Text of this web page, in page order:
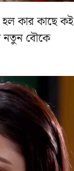
হল কার কাছে কই
নতুন বৌকে